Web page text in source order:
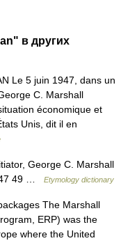
в других
Le 5 juin 1947, dans un
C. Marshall
économique et
Unis, dit il en
George C. Marshall
49 …
Etymology dictionary
The Marshall
ERP) was the
where the United